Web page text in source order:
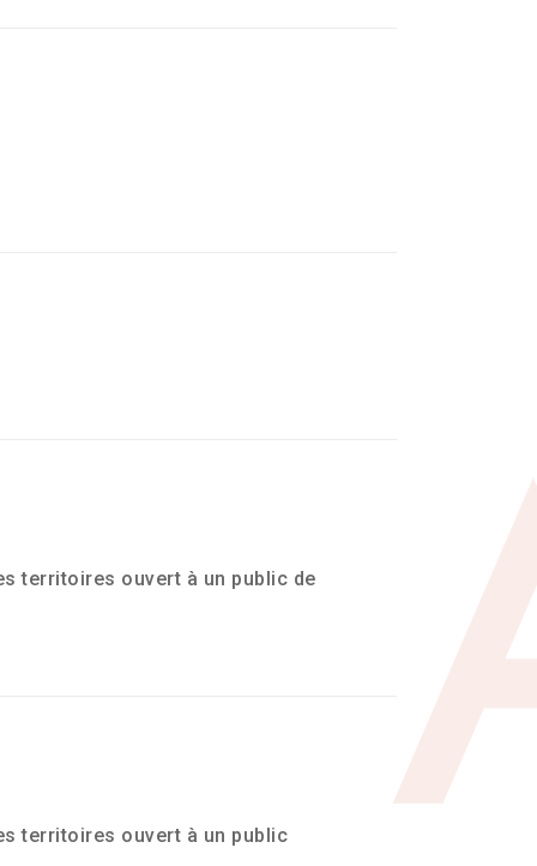
territoires ouvert à un public de
territoires ouvert à un public